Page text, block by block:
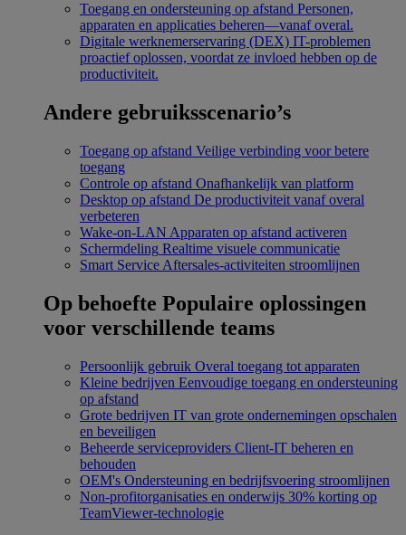
Toegang en ondersteuning op afstand Personen,
apparaten en applicaties beheren—vanaf overal.
Digitale werknemerservaring (DEX) IT-problemen
proactief oplossen, voordat ze invloed hebben op de
productiviteit.
Andere gebruiksscenario’s
Toegang op afstand Veilige verbinding voor betere
toegang
Controle op afstand Onafhankelijk van platform
Desktop op afstand De productiviteit vanaf overal
verbeteren
Wake-on-LAN Apparaten op afstand activeren
Schermdeling Realtime visuele communicatie
Smart Service Aftersales-activiteiten stroomlijnen
Op behoefte Populaire oplossingen
voor verschillende teams
Persoonlijk gebruik Overal toegang tot apparaten
Kleine bedrijven Eenvoudige toegang en ondersteuning
op afstand
Grote bedrijven IT van grote ondernemingen opschalen
en beveiligen
Beheerde serviceproviders Client-IT beheren en
behouden
OEM's Ondersteuning en bedrijfsvoering stroomlijnen
Non-profitorganisaties en onderwijs 30% korting op
TeamViewer-technologie